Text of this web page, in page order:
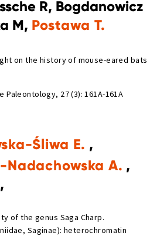
R, Bogdanowicz
M, Postawa T.
on the history of mouse-eared bats
Paleontology, 27 (3): 161A-161A
Śliwa E. ,
Nadachowska A. ,
of the genus Saga Charp.
Saginae): heterochromatin